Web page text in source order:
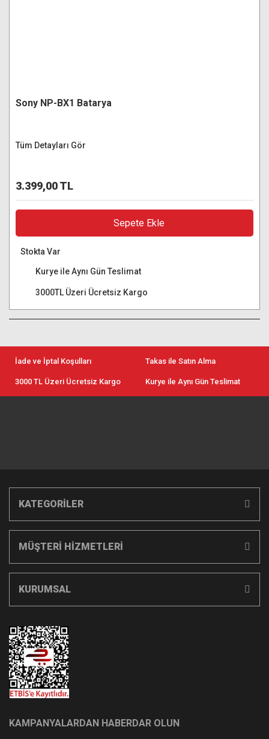
Sony NP-BX1 Batarya
Tüm Detayları Gör
3.399,00 TL
Sepete Ekle
Stokta Var
Kurye ile Aynı Gün Teslimat
3000TL Üzeri Ücretsiz Kargo
İade ve İptal Koşulları Takas ile Satın Alma
3000 TL Üzeri Ücretsiz Kargo Kurye ile Aynı Gün Teslimat
KATEGORİLER
MÜŞTERİ HİZMETLERİ
KURUMSAL
KAMPANYALARDAN HABERDAR OLUN